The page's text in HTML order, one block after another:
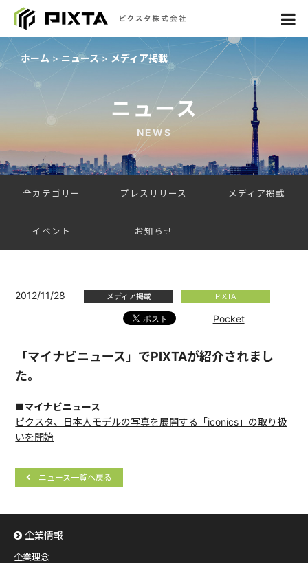
ホーム ニュース メディア掲載
ニュース
NEWS
全カテゴリー プレスリリース メディア掲載
イベント お知らせ
2012/11/28 メディア掲載 PIXTA
Pocket
「マイナビニュース」でPIXTAが紹介されまし
た。
■マイナビニュース
ピクスタ、日本人モデルの写真を展開する「iconics」の取り扱
いを開始
ニュース一覧へ戻る
企業情報
企業理念